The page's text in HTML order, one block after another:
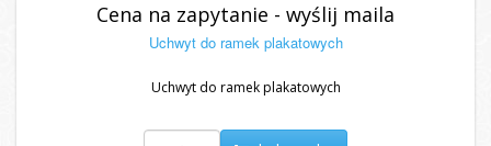
Cena na zapytanie - wyślij maila
Uchwyt do ramek plakatowych
Uchwyt do ramek plakatowych